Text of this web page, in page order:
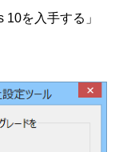
を入手する」